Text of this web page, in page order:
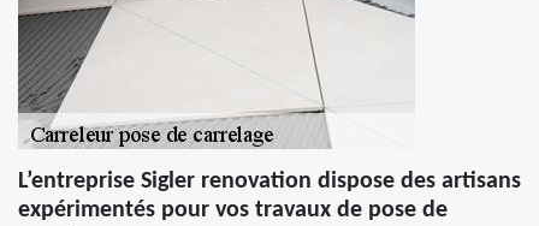
L’entreprise Sigler renovation dispose des artisans
expérimentés pour vos travaux de pose de